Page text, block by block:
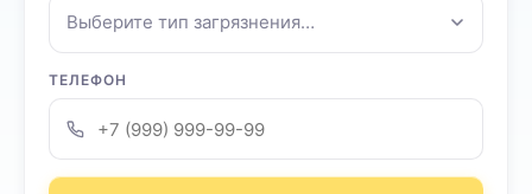
Выберите тип загрязнения…
ТЕЛЕФОН